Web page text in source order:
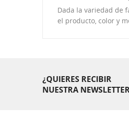
Dada la variedad de
el producto, color y
¿QUIERES RECIBIR
NUESTRA